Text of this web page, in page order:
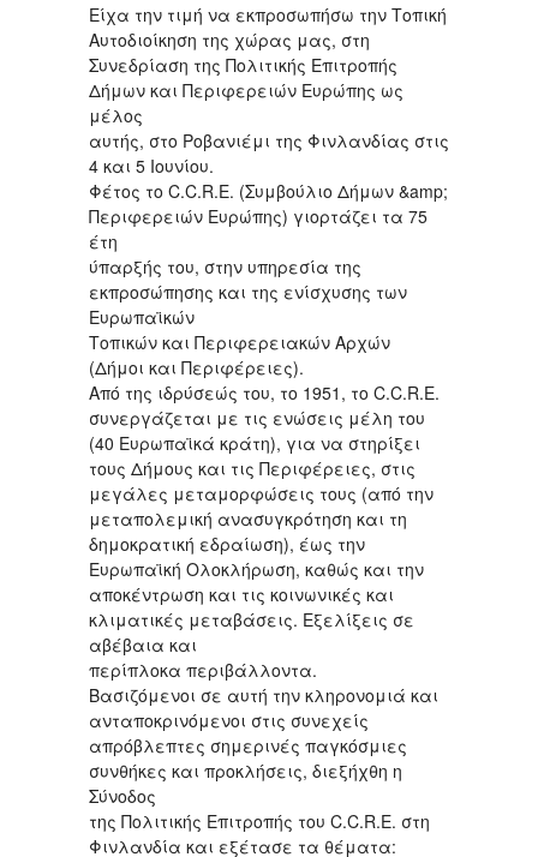
Είχα την τιμή να εκπροσωπήσω την Τοπική
Αυτοδιοίκηση της χώρας μας, στη
Συνεδρίαση της Πολιτικής Επιτροπής
Δήμων και Περιφερειών Ευρώπης ως
μέλος
αυτής, στο Ροβανιέμι της Φινλανδίας στις
4 και 5 Ιουνίου.
Φέτος το C.C.R.E. (Συμβούλιο Δήμων &amp;
Περιφερειών Ευρώπης) γιορτάζει τα 75
έτη
ύπαρξής του, στην υπηρεσία της
εκπροσώπησης και της ενίσχυσης των
Ευρωπαϊκών
Τοπικών και Περιφερειακών Αρχών
(Δήμοι και Περιφέρειες).
Από της ιδρύσεώς του, το 1951, το C.C.R.E.
συνεργάζεται με τις ενώσεις μέλη του
(40 Ευρωπαϊκά κράτη), για να στηρίξει
τους Δήμους και τις Περιφέρειες, στις
μεγάλες μεταμορφώσεις τους (από την
μεταπολεμική ανασυγκρότηση και τη
δημοκρατική εδραίωση), έως την
Ευρωπαϊκή Ολοκλήρωση, καθώς και την
αποκέντρωση και τις κοινωνικές και
κλιματικές μεταβάσεις. Εξελίξεις σε
αβέβαια και
περίπλοκα περιβάλλοντα.
Βασιζόμενοι σε αυτή την κληρονομιά και
ανταποκρινόμενοι στις συνεχείς
απρόβλεπτες σημερινές παγκόσμιες
συνθήκες και προκλήσεις, διεξήχθη η
Σύνοδος
της Πολιτικής Επιτροπής του C.C.R.E. στη
Φινλανδία και εξέτασε τα θέματα: